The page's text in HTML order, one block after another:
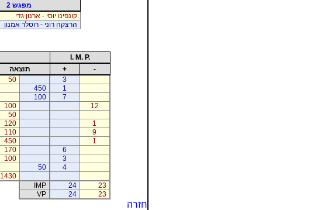
מפגש 2
קונפינו יוסי - ארנון גדי
הרצקה רוני - רוסלר אמנון
I. M. P.
-
+ תוצאה
3
50
1
450
7
100
12
100
50
1
120
9
110
1
450
6
170
3
100
4
50
1430
23
24
IMP
23
24
VP
חזרה